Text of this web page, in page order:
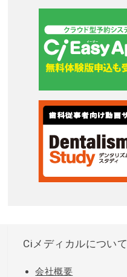
Ciメディカルについて
会社概要